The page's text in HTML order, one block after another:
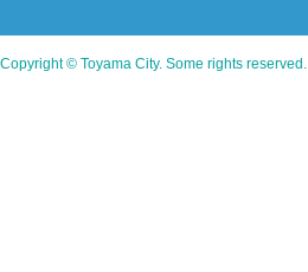
Copyright © Toyama City. Some rights reserved.